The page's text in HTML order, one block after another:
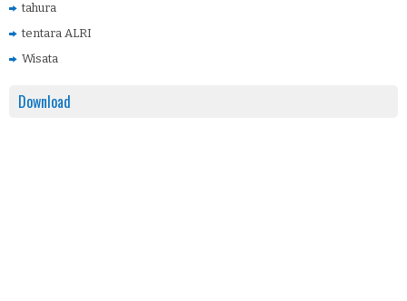
tahura
tentara ALRI
Wisata
Download